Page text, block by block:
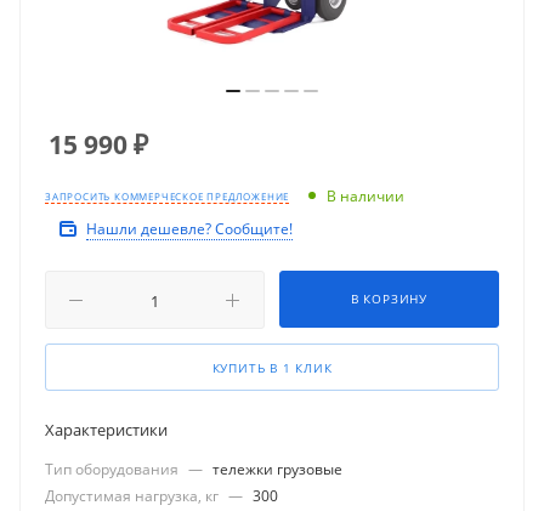
15 990₽
ЗАПРОСИТЬ КОММЕРЧЕСКОЕ ПРЕДЛОЖЕНИЕ
В наличии
Нашли дешевле? Сообщите!
В КОРЗИНУ
КУПИТЬ В 1 КЛИК
Характеристики
Тип оборудования — тележки грузовые
Допустимая нагрузка, кг — 300